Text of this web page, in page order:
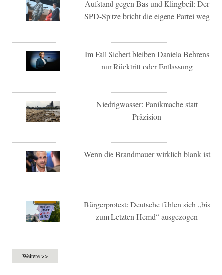
Aufstand gegen Bas und Klingbeil: Der
SPD-Spitze bricht die eigene Partei weg
Im Fall Sichert bleiben Daniela Behrens
nur Rücktritt oder Entlassung
Niedrigwasser: Panikmache statt
Präzision
Wenn die Brandmauer wirklich blank ist
Bürgerprotest: Deutsche fühlen sich „bis
zum Letzten Hemd“ ausgezogen
Weitere >>